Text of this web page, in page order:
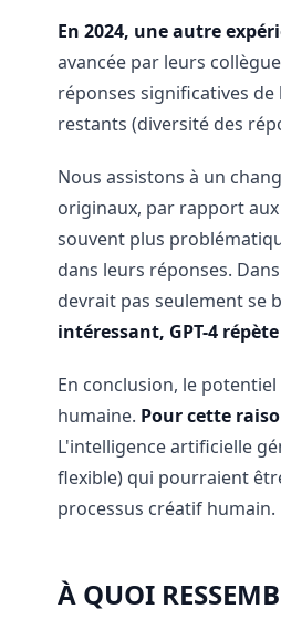
En 2024, une autre
avancée par leurs
réponses significatives
restants (diversité des
Nous assistons à un
originaux, par rapport
souvent plus
dans leurs réponses.
devrait pas seulement se
intéressant, GPT-4
En conclusion, le
humaine. Pour cette
L'intelligence artificielle
flexible) qui pourraient
processus créatif humain.
À QUOI